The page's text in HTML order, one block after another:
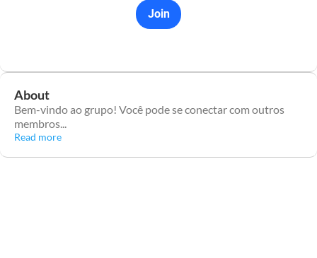
Join
About
Bem-vindo ao grupo! Você pode se conectar com outros
membros...
Read more